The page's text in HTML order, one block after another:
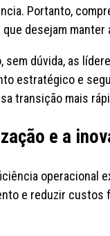
Portanto,
desejam
sem dúvida, as
estratégico e
transição mais
e a
operacional
e reduzir custos